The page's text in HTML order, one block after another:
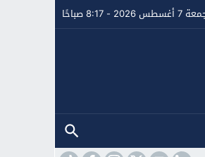
2026 - 8:17 صباحًا